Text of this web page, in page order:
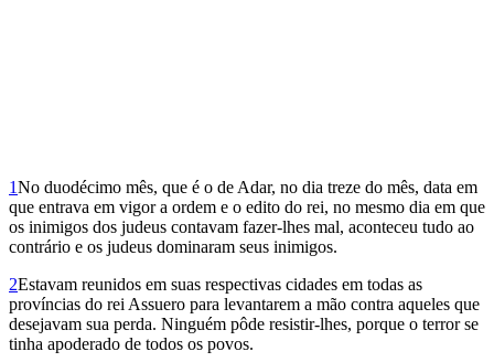
1No duodécimo mês, que é o de Adar, no dia treze do mês, data em
que entrava em vigor a ordem e o edito do rei, no mesmo dia em que
os inimigos dos judeus contavam fazer-lhes mal, aconteceu tudo ao
contrário e os judeus dominaram seus inimigos.
2Estavam reunidos em suas respectivas cidades em todas as
províncias do rei Assuero para levantarem a mão contra aqueles que
desejavam sua perda. Ninguém pôde resistir-lhes, porque o terror se
tinha apoderado de todos os povos.